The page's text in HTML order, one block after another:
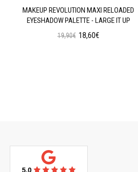
MAKEUP REVOLUTION MAXI RELOADED
EYESHADOW PALETTE - LARGE IT UP
19,90€ 18,60€
5.0